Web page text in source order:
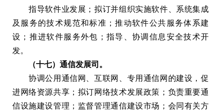
指导软件业发展；拟订并组织实施软件、系统集成
及服务的技术规范和标准；推动软件公共服务体系建
设；推进软件服务外包；指导、协调信息安全技术开
发。
（十七）通信发展司。
协调公用通信网、互联网、专用通信网的建设，促
进网络资源共享；拟订网络技术发展政策；负责重要通
信设施建设管理；监督管理通信建设市场；会同有关方